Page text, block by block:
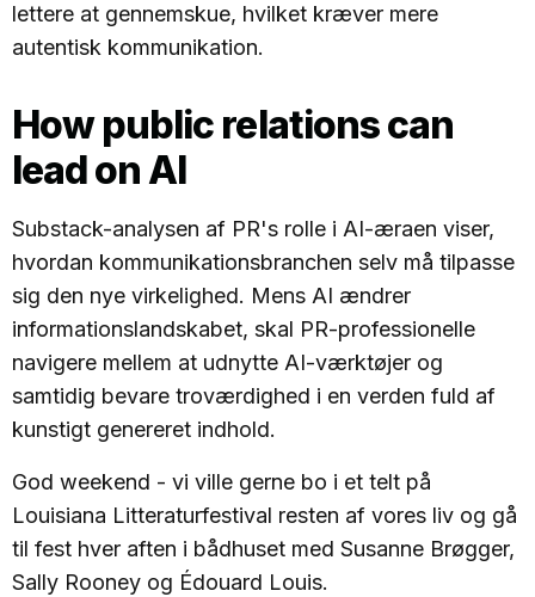
lettere at gennemskue, hvilket kræver mere
autentisk kommunikation.
How public relations can
lead on AI
Substack-analysen af PR's rolle i AI-æraen viser,
hvordan kommunikationsbranchen selv må tilpasse
sig den nye virkelighed. Mens AI ændrer
informationslandskabet, skal PR-professionelle
navigere mellem at udnytte AI-værktøjer og
samtidig bevare troværdighed i en verden fuld af
kunstigt genereret indhold.
God weekend - vi ville gerne bo i et telt på
Louisiana Litteraturfestival resten af vores liv og gå
til fest hver aften i bådhuset med Susanne Brøgger,
Sally Rooney og Édouard Louis.